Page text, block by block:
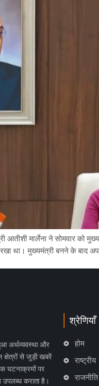
आतीशी मार्लेना ने सोमवार को
था। मुख्यमंत्री बनने के बाद
अर्थव्यवस्था और
क्षेत्रों से जुड़ी खबरें
घटनाक्रमों पर
उपलब्ध कराता है।
श्रेणियाँ
होम
राष्ट्रीय
राजनीति